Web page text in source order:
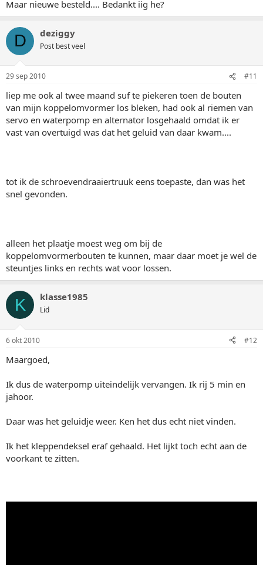
Maar nieuwe besteld.... Bedankt iig he?
D deziggy
Post best veel
29 sep 2010 #11
liep me ook al twee maand suf te piekeren toen de bouten
van mijn koppelomvormer los bleken, had ook al riemen van
servo en waterpomp en alternator losgehaald omdat ik er
vast van overtuigd was dat het geluid van daar kwam....
tot ik de schroevendraaiertruuk eens toepaste, dan was het
snel gevonden.
alleen het plaatje moest weg om bij de
koppelomvormerbouten te kunnen, maar daar moet je wel de
steuntjes links en rechts wat voor lossen.
K klasse1985
Lid
6 okt 2010 #12
Maargoed,
Ik dus de waterpomp uiteindelijk vervangen. Ik rij 5 min en
jahoor.
Daar was het geluidje weer. Ken het dus echt niet vinden.
Ik het kleppendeksel eraf gehaald. Het lijkt toch echt aan de
voorkant te zitten.